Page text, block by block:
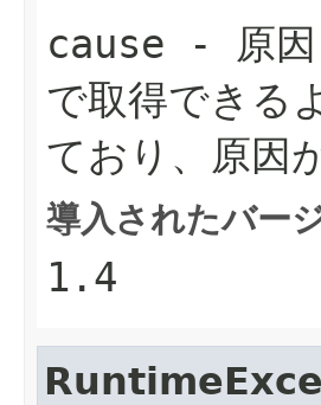
cause - 原因
で取得できる
ており、原因
導入されたバー
1.4